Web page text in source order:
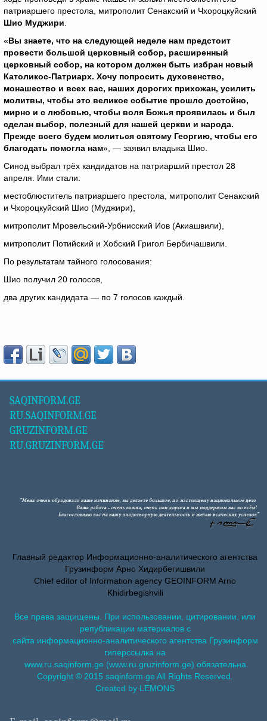
патриаршего престола, митрополит Сенакский и Чхороцкуйский
Шио Муджири
«Вы знаете, что на следующей неделе нам предстоит
провести большой церковный собор, расширенный
церковный собор, на котором должен быть избран новый
Католикос-Патриарх. Хочу попросить духовенство,
монашество и всех вас, наших дорогих прихожан, усилить
молитвы, чтобы это великое событие прошло достойно,
мирно и с любовью, чтобы воля Божья проявилась и был
сделан выбор, полезный для нашей церкви и народа.
Прежде всего будем молиться святому Георгию, чтобы его
благодать помогла нам», — заявил владыка Шио.
Синод выбрал трёх кандидатов на патриарший престол 28
апреля. Ими стали:
местоблюститель патриаршего престола, митрополит Сенакский
и Чхороцкуйский Шио (Муджири),
митрополит Мровельский-Урбнисский Иов (Акиашвили),
митрополит Потийский и Хобский Григол Бербичашвили.
По результатам тайного голосования:
Шио получил 20 голосов,
два других кандидата — по 7 голосов каждый.
SAQINFORM.GE
RU.SAQINFORM.GE
GRUZINFORM.GE
RU.GRUZINFORM.GE
Главный редактор Информационно-аналитического агентства
Грузинформ Арно Хидирбегишвили
Chief editor of Information agency GEOINFORM Arno
Khidirbegishvili
Все права защищены. При использовании, цитировании, или
републикации материалов с
сайта информационно-аналитического агентства Грузинформ
гиперссылка на
www.ru.saqinform.ge (www.ru.gruzinform.ge) обязательна.
Copyright © 2015 saqinform.ge All Rights Reserved.
Created by LEMONS